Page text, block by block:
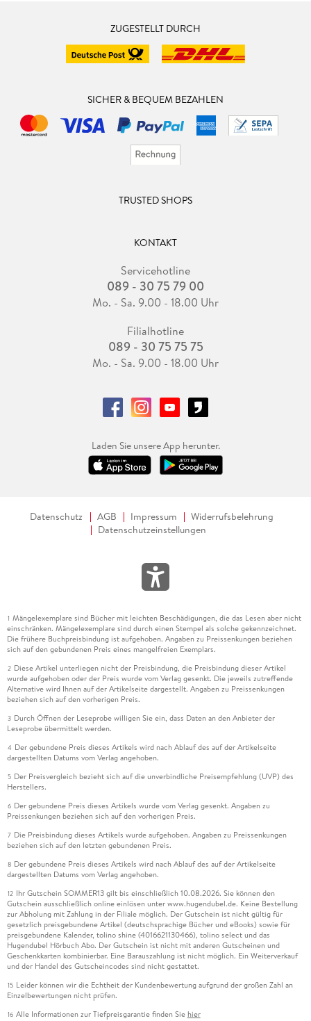
ZUGESTELLT DURCH
SICHER & BEQUEM BEZAHLEN
TRUSTED SHOPS
KONTAKT
Servicehotline
089 - 30 75 79 00
Mo. - Sa. 9.00 - 18.00 Uhr
Filialhotline
089 - 30 75 75 75
Mo. - Sa. 9.00 - 18.00 Uhr
Laden Sie unsere App herunter.
Datenschutz AGB Impressum
Widerrufsbelehrung
Datenschutzeinstellungen
1 Mängelexemplare sind Bücher mit leichten Beschädigungen, die das Lesen aber nicht
einschränken. Mängelexemplare sind durch einen Stempel als solche gekennzeichnet.
Die frühere Buchpreisbindung ist aufgehoben. Angaben zu Preissenkungen beziehen
sich auf den gebundenen Preis eines mangelfreien Exemplars.
2 Diese Artikel unterliegen nicht der Preisbindung, die Preisbindung dieser Artikel
wurde aufgehoben oder der Preis wurde vom Verlag gesenkt. Die jeweils zutreffende
Alternative wird Ihnen auf der Artikelseite dargestellt. Angaben zu Preissenkungen
beziehen sich auf den vorherigen Preis.
3 Durch Öffnen der Leseprobe willigen Sie ein, dass Daten an den Anbieter der
Leseprobe übermittelt werden.
4 Der gebundene Preis dieses Artikels wird nach Ablauf des auf der Artikelseite
dargestellten Datums vom Verlag angehoben.
5 Der Preisvergleich bezieht sich auf die unverbindliche Preisempfehlung (UVP) des
Herstellers.
6 Der gebundene Preis dieses Artikels wurde vom Verlag gesenkt. Angaben zu
Preissenkungen beziehen sich auf den vorherigen Preis.
7 Die Preisbindung dieses Artikels wurde aufgehoben. Angaben zu Preissenkungen
beziehen sich auf den letzten gebundenen Preis.
8 Der gebundene Preis dieses Artikels wird nach Ablauf des auf der Artikelseite
dargestellten Datums vom Verlag angehoben.
12 Ihr Gutschein SOMMER13 gilt bis einschließlich 10.08.2026. Sie können den
Gutschein ausschließlich online einlösen unter www.hugendubel.de. Keine Bestellung
zur Abholung mit Zahlung in der Filiale möglich. Der Gutschein ist nicht gültig für
gesetzlich preisgebundene Artikel (deutschsprachige Bücher und eBooks) sowie für
preisgebundene Kalender, tolino shine (4016621130466), tolino select und das
Hugendubel Hörbuch Abo. Der Gutschein ist nicht mit anderen Gutscheinen und
Geschenkkarten kombinierbar. Eine Barauszahlung ist nicht möglich. Ein Weiterverkauf
und der Handel des Gutscheincodes sind nicht gestattet.
15 Leider können wir die Echtheit der Kundenbewertung aufgrund der großen Zahl an
Einzelbewertungen nicht prüfen.
16 Alle Informationen zur Tiefpreisgarantie finden Sie hier